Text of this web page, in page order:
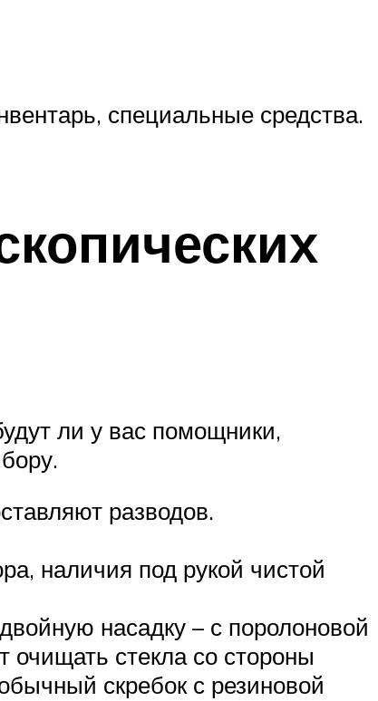
специальные средства.
ли у вас помощники,
разводов.
наличия под рукой чистой
насадку – с поролоновой
очищать стекла со стороны
скребок с резиновой